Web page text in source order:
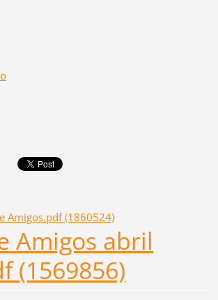
Amigos.pdf (1860524)
Amigos abril
(1569856)